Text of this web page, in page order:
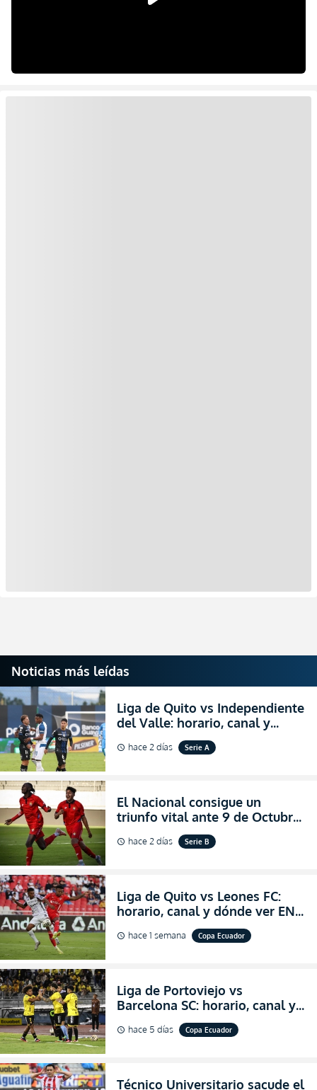
Noticias más leídas
Liga de Quito vs Independiente
del Valle: horario, canal y
dónde ver EN VIVO el
partidazo por la fecha 24 de la
schedule hace 2 días Serie A
El Nacional consigue un
triunfo vital ante 9 de Octubre
para encender la fe en la
salvación
schedule hace 2 días Serie B
Liga de Quito vs Leones FC:
horario, canal y dónde ver EN
VIVO los octavos de final de la
Copa Ecuador 2026
schedule hace 1 semana Copa Ecuador
Liga de Portoviejo vs
Barcelona SC: horario, canal y
dónde ver EN VIVO los octavos
de final de la Copa Ecuador
schedule hace 5 días Copa Ecuador
Técnico Universitario sacude el